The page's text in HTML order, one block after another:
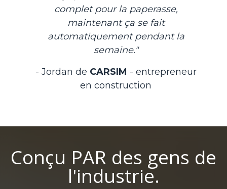
complet pour la paperasse,
maintenant ça se fait
automatiquement pendant la
semaine."
- Jordan de CARSIM - entrepreneur
en construction
Conçu PAR des gens de
l'industrie.